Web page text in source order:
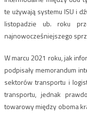
te używają systemu ISU i
listopadzie ub. roku
najnowocześniejszego
W marcu 2021 roku, jak
podpisały memorandum
sektorów transportu i
transportu, jednak
towarowy między oboma